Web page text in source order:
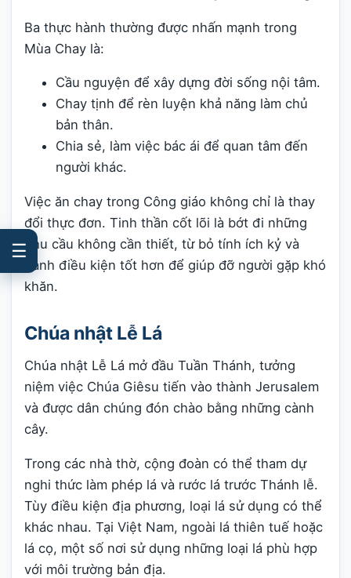
Ba thực hành thường được nhấn mạnh trong
Mùa Chay là:
Cầu nguyện để xây dựng đời sống nội tâm.
Chay tịnh để rèn luyện khả năng làm chủ
bản thân.
Chia sẻ, làm việc bác ái để quan tâm đến
người khác.
Việc ăn chay trong Công giáo không chỉ là thay
đổi thực đơn. Tinh thần cốt lõi là bớt đi những
nhu cầu không cần thiết, từ bỏ tính ích kỷ và
dành điều kiện tốt hơn để giúp đỡ người gặp khó
khăn.
Chúa nhật Lễ Lá
Chúa nhật Lễ Lá mở đầu Tuần Thánh, tưởng
niệm việc Chúa Giêsu tiến vào thành Jerusalem
và được dân chúng đón chào bằng những cành
cây.
Trong các nhà thờ, cộng đoàn có thể tham dự
nghi thức làm phép lá và rước lá trước Thánh lễ.
Tùy điều kiện địa phương, loại lá sử dụng có thể
khác nhau. Tại Việt Nam, ngoài lá thiên tuế hoặc
lá cọ, một số nơi sử dụng những loại lá phù hợp
với môi trường bản địa.
☰